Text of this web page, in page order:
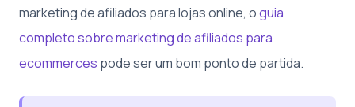
marketing de afiliados para lojas online, oguia
completo sobre marketing de afiliados para
ecommerces pode ser um bom ponto de partida.